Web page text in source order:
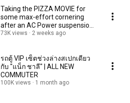
Taking the PIZZA MOVIE for
some max-effort cornering
after an AC Power suspension
upgrade | Evere...
73K views 2 weeks ago
รถตู้ VIP เซ็ตช่วงล่างสเปกเดียว
กับ "แน็ก ชาลี" | ALL NEW
COMMUTER
100K views 1 month ago